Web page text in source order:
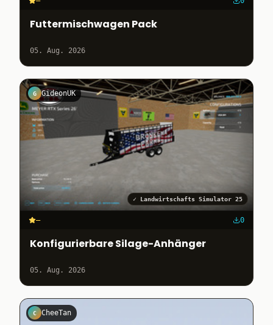
Futtermischwagen Pack
05. Aug. 2026
G GideonUK
✓ Landwirtschafts Simulator 25
– 0
Konfigurierbare Silage-Anhänger
05. Aug. 2026
C CheeTan